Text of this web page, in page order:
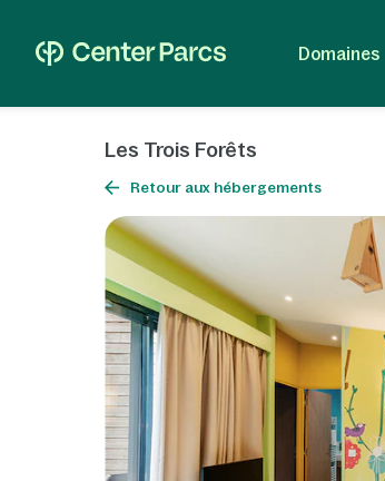
Domaines
Les Trois Forêts
Retour aux hébergements